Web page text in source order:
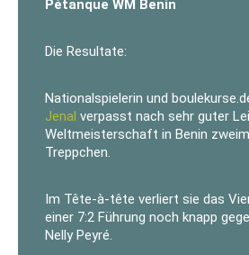
Pétanque WM Benin
Die Resultate:
Nationalspielerin und
Jenal verpasst nach sehr guter
Weltmeisterschaft in Benin
Treppchen.
Im Tête-à-tête verliert sie das
einer 7:2 Führung noch knapp
Nelly Peyré.